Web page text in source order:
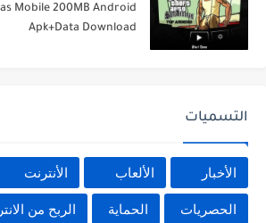
Mobile 200MB Android
Apk+Data Download
التسميات
الأخبار الألعاب الأنترنت
الحصريات الحماية الربح من